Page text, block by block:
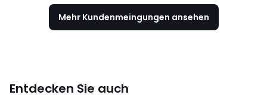
Mehr Kundenmeingungen ansehen
Entdecken Sie auch